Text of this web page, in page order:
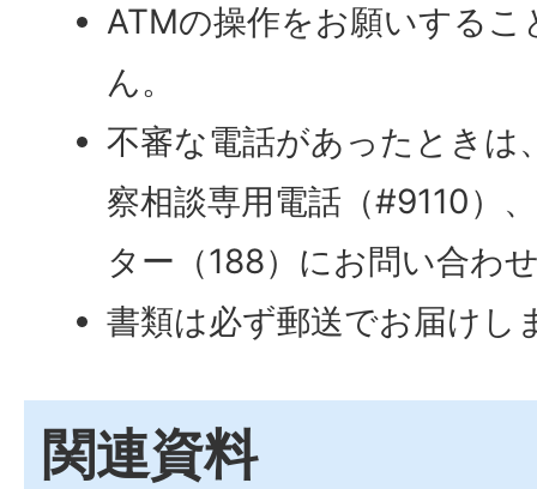
ATMの操作をお願いする
ん。
不審な電話があったときは
察相談専用電話（#9110）
ター（188）にお問い合わ
書類は必ず郵送でお届けし
関連資料